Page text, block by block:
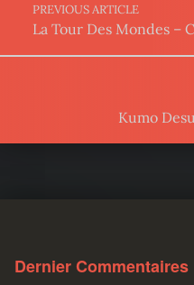
PREVIOUS ARTICLE
La Tour Des Mondes –
Kumo
Dernier Commentaires